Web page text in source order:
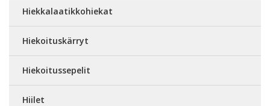
Hiekkalaatikkohiekat
Hiekoituskärryt
Hiekoitussepelit
Hiilet